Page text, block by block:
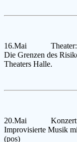
16.Mai Theater:
Die Grenzen des
Theaters Halle.
20.Mai
Improvisierte Musik
(pos)